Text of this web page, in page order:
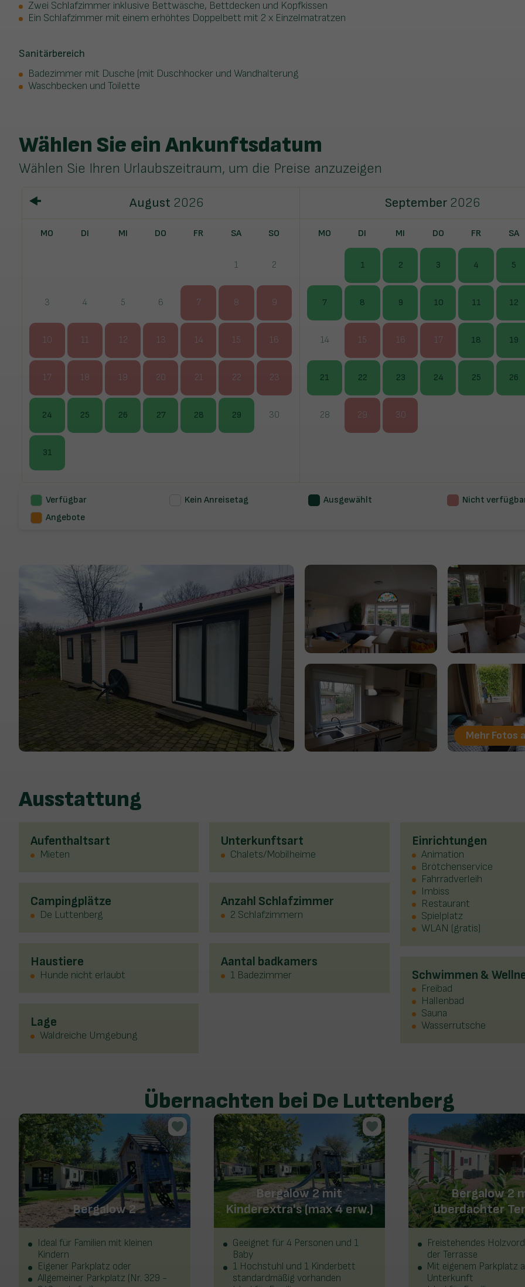
Zwei Schlafzimmer inklusive Bettwäsche, Bettdecken und Kopfkissen
Ein Schlafzimmer mit einem erhöhtes Doppelbett mit 2 x Einzelmatratzen
Sanitärbereich
Badezimmer mit Dusche (mit Duschhocker und Wandhalterung
Waschbecken und Toilette
Wählen Sie ein Ankunftsdatum
Wählen Sie Ihren Urlaubszeitraum, um die Preise anzuzeigen
August 2026
MO DI MI DO FR SA SO
1 2
3 4 5 6 7 8 9
10 11 12 13 14 15 16
17 18 19 20 21 22 23
24 25 26 27 28 29 30
31
September 2026
MO DI MI DO FR SA
1 2 3 4 5
7 8 9 10 11 12
14 15 16 17 18 19
21 22 23 24 25 26
28 29 30
Verfügbar Kein Anreisetag Ausgewählt
Nicht
Angebote
Mehr Fotos
Ausstattung
Aufenthaltsart
Mieten
Campingplätze
De Luttenberg
Haustiere
Hunde nicht erlaubt
Lage
Waldreiche Umgebung
Unterkunftsart
Chalets/Mobilheime
Anzahl Schlafzimmer
2 Schlafzimmern
Aantal badkamers
1 Badezimmer
Einrichtungen
Animation
Brötchenservice
Fahrradverleih
Imbiss
Restaurant
Spielplatz
WLAN (gratis)
Schwimmen &
Freibad
Hallenbad
Sauna
Wasserrutsche
Übernachten bei De Luttenberg
Bergalow 2
Ideal für Familien mit kleinen
Kindern
Eigener Parkplatz oder
Allgemeiner Parkplatz (Nr. 329 -
Bergalow 2 mit
Kinderextra's (max 4 erw.)
Geeignet für 4 Personen und 1
Baby
1 Hochstuhl und 1 Kinderbett
standardmäßig vorhanden
Bergalow 2
überdachter
Freistehendes
der Terrasse
Mit eigenem Parkplatz
Unterkunft